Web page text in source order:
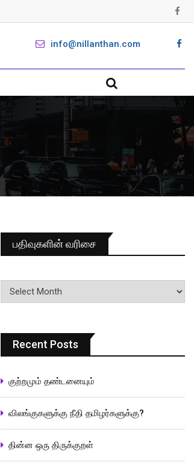
info@nillanthan.com
பதிவுகளின் வரிசை
பதிவுகளின்
வரிசை
Recent Posts
குற்றமும் தண்டனையும்
விலங்குகளுக்கு நீதி தமிழர்களுக்கு?
தின்ன ஒரு திருக்குறள்